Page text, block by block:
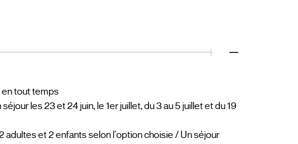
en tout temps
les 23 et 24 juin, le 1er juillet, du 3 au 5 juillet et du 19
adultes et 2 enfants selon l'option choisie / Un séjour